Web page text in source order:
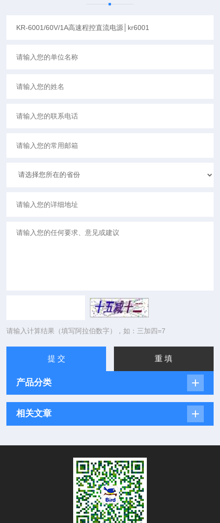
请输入计算结果（填写阿拉伯数字），如：三加四=7
产品分类
相关文章